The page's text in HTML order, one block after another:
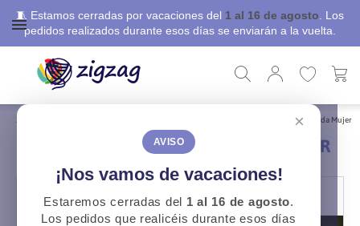
🧵 Estamos cerradas por vacaciones del 1 al 16 de agosto . Los
pedidos realizados durante esos días se enviarán a la vuelta.
×
AVISO
¡Nos vamos de vacaciones!
Estaremos cerradas del 1 al 16 de agosto.
Los pedidos que realicéis durante esos días
Patrones Gorro y Bufanda Mujer
PATRONES GORRO Y BUFANDA MUJER